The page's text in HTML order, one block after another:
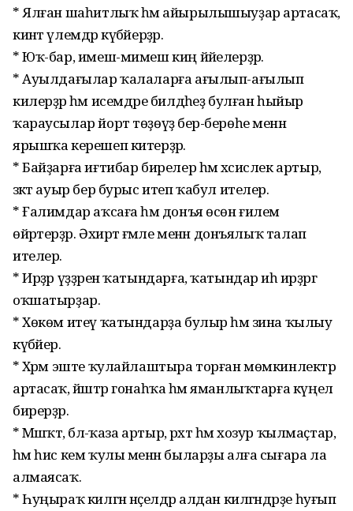
* Ялған шаһитлыҡ һәм айырылышыуҙар артасаҡ,
кинәт үлемдәр күбәйерҙәр.
* Юҡ-бар, имеш-мимеш киң йәйелерҙәр.
* Ауылдағылар ҡалаларға ағылып-ағылып
килерҙәр һәм исемдәре билдәһеҙ булған һыйыр
ҡараусылар йорт төҙөүҙә бер-берөһе менән
ярышҡа керешеп китерҙәр.
* Байҙарға иғтибар бирелер һәм хәсислек артыр,
зәкәт ауыр бер бурыс итеп ҡабул ителер.
* Ғалимдар аҡсаға һәм донъя өсөн ғилем
өйрәтерҙәр. Әхирәт ғәмәле менән донъялыҡ талап
ителер.
* Ирҙәр үҙҙәрен ҡатындарға, ҡатындар иһә ирҙәргә
оҡшатырҙар.
* Хөкөм итеү ҡатындарҙа булыр һәм зина ҡылыу
күбәйер.
* Хәрәм эште ҡулайлаштыра торған мөмкинлектәр
артасаҡ, йәштәр гонаһҡа һәм яманлыҡтарға күңел
бирерҙәр.
* Мәшәҡәт, бәлә-ҡаза артыр, рәхәт һәм хозур ҡылмаҫтар,
һәм һис кем ҡулы менән быларҙы алға сығара ла
алмаясаҡ.
* Һуңыраҡ килгән нәҫелдәр алдан килгәндәрҙе һуғып